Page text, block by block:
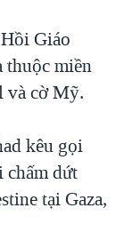
SÂM
Giáo
thuộc miền
và cờ Mỹ.
kêu gọi
chấm dứt
tại Gaza,